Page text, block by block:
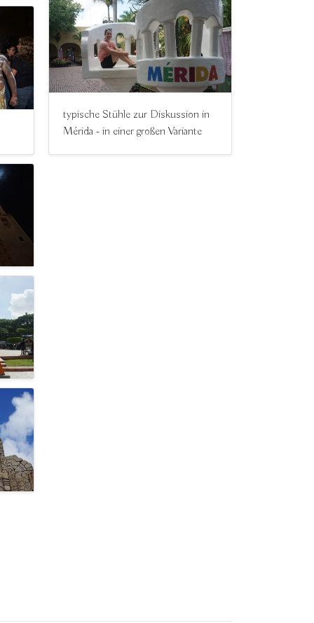
typische Stühle zur Diskussion in
Mérida - in einer großen Variante